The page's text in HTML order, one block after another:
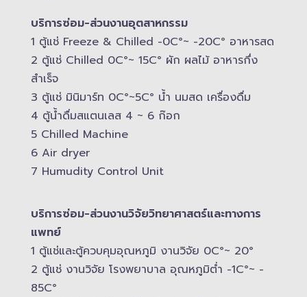
บริการซ่อม-​ส่วนงานอุตสาหกรรม
1 ตู้แช่ Freeze &​ Chilled -​0C°~ -​20C° อาหารสด
2 ตู้แช่ Chilled​ 0C°~ 15C° ผัก ผลไม้ อาหารกึ่ง
สำเร็จ
3 ตู้แช่​ มินิมาร์ท 0C°~5C° น้ำ นมสด เครื่องดื่ม
4 ตู้น้ำดื่มสแตนเลส​ 4 ~ 6 ก๊อก
5 Chilled Mac​hine
6 Air dryer
7 Humudity Control Unit
บริการซ่อม-​ส่วนงานวิจัยวิทยาศาสตร์และทางการ
แพทย์
1 ตู้แช่และตู้ควบคุม​อุณหภูมิ​ งานวิจัย 0C°~ 20°
2 ตู้แช่ งานวิจัย โรงพยาบาล อุณหภูมิ​ต่ำ -​1C°~ -​
85C°